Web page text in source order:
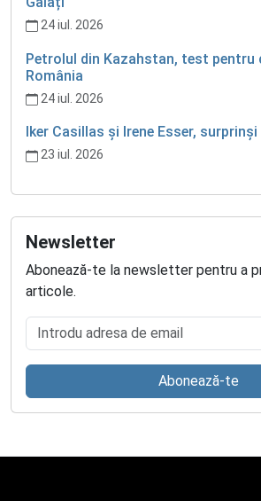
24 iul. 2026
Petrolul din Kazahstan, test pentru
România
24 iul. 2026
Iker Casillas și Irene Esser,
23 iul. 2026
Newsletter
Abonează-te la newsletter pentru a
articole.
Introdu adresa de email
Abonează-te